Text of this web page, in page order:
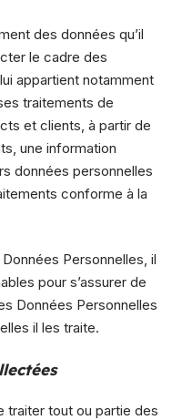
des données qu’il
le cadre des
appartient notamment
traitements de
et clients, à partir de
une information
données personnelles
conforme à la
Personnelles, il
pour s’assurer de
Données Personnelles
il les traite.
traiter tout ou partie des